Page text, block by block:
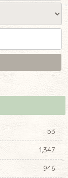
53
1,347
946